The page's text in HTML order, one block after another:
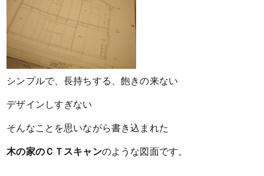
シンプルで、長持ちする、飽きの来ない
デザインしすぎない
そんなことを思いながら書き込まれた
木の家のＣＴスキャンのような図面です。